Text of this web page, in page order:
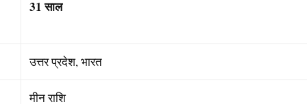
31साल
उत्तर प्रदेश, भारत
मीन राशि